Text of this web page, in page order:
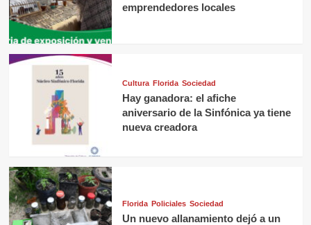
emprendedores locales
Cultura Florida Sociedad
Hay ganadora: el afiche
aniversario de la Sinfónica ya tiene
nueva creadora
Florida Policiales Sociedad
Un nuevo allanamiento dejó a un